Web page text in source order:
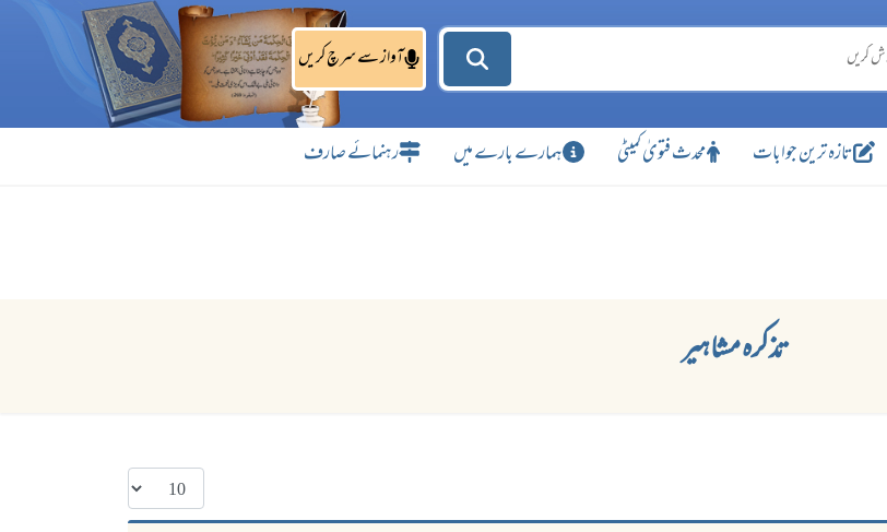
آواز سے سرچ کریں
تازہ ترین جوابات محدث فتویٰ کمیٹی ہمارے بارے میں رہنمائے صارف
تذکرہ مشاہیر